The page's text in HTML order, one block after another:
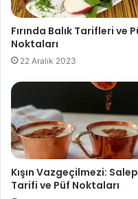
Fırında Balık Tarifleri ve
Noktaları
22 Aralık 2023
Kışın Vazgeçilmezi: Salep
Tarifi ve Püf Noktaları